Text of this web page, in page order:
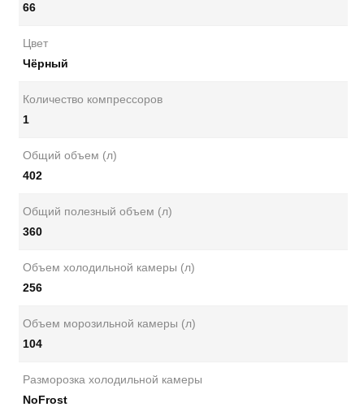
66
Цвет
Чёрный
Количество компрессоров
1
Общий объем (л)
402
Общий полезный объем (л)
360
Объем холодильной камеры (л)
256
Объем морозильной камеры (л)
104
Разморозка холодильной камеры
NoFrost